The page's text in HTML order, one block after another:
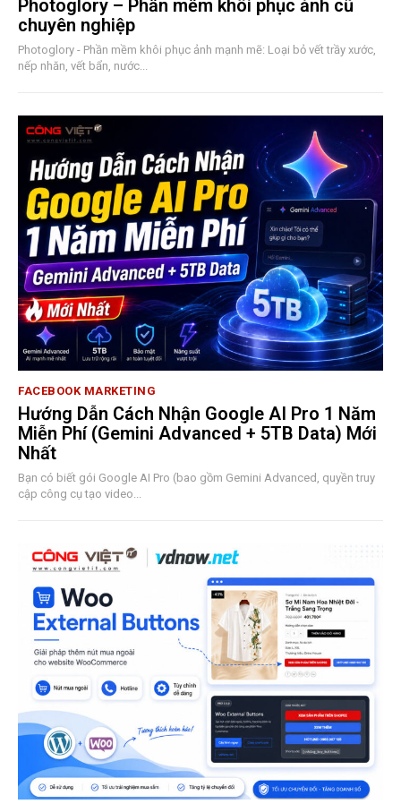
Photoglory – Phần mềm khôi phục ảnh cũ
chuyên nghiệp
Photoglory - Phần mềm khôi phục ảnh mạnh mẽ: Loại bỏ vết trầy xước,
nếp nhăn, vết bẩn, nước...
FACEBOOK MARKETING
Hướng Dẫn Cách Nhận Google AI Pro 1 Năm
Miễn Phí (Gemini Advanced + 5TB Data) Mới
Nhất
Bạn có biết gói Google AI Pro (bao gồm Gemini Advanced, quyền truy
cập công cụ tạo video...